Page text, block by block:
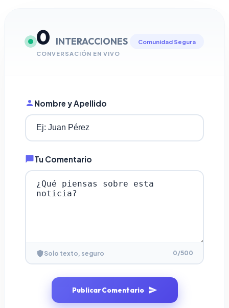
0 INTERACCIONES
CONVERSACIÓN EN VIVO
Comunidad Segura
Nombre y Apellido
Tu Comentario
Solo texto, seguro 0/500
Publicar Comentario